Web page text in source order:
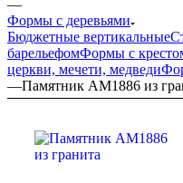
—
Формы с деревьями
Бюджетные вертикальные
барельефомФормы с
церкви, мечети, медведи
—Памятник AM1886 из